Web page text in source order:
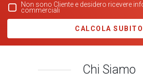
Non sono Cliente e desidero ricevere
commerciali
CALCOLA SUBITO
Chi Siamo